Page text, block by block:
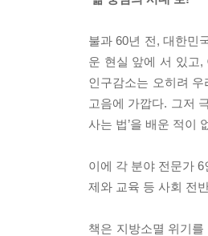
불과 60년 전, 대한민
운 현실 앞에 서 있고
인구감소는 오히려
고음에 가깝다. 그저
사는 법’을 배운 적이
이에 각 분야 전문가
제와 교육 등 사회 전
책은 지방소멸 위기